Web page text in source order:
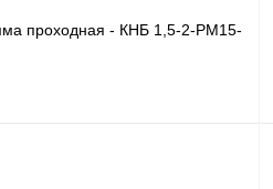
проходная - КНБ 1,5-2-РМ15-